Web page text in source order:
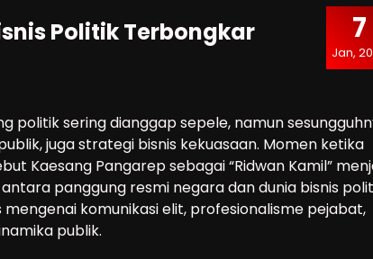
7
Jan,
Politik Terbongkar
politik sering dianggap sepele, namun
juga strategi bisnis kekuasaan. Momen ketika
Kaesang Pangarep sebagai “Ridwan Kamil”
panggung resmi negara dan dunia bisnis
komunikasi elit, profesionalisme pejabat,
publik.